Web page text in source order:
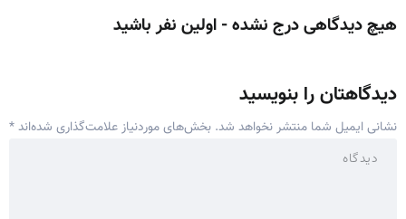
هیچ دیدگاهی درج نشده - اولین نفر باشید
دیدگاهتان را بنویسید
نشانی ایمیل شما منتشر نخواهد شد. بخش‌های موردنیاز علامت‌گذاری شده‌اند*